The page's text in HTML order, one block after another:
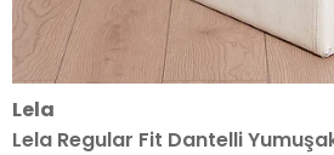
Lela
Lela Regular Fit Dantelli